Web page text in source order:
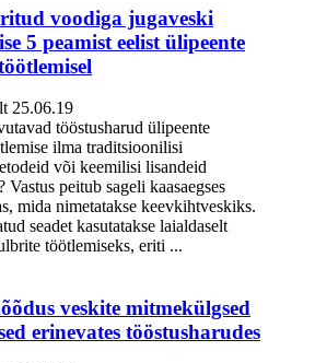
voodiga jugaveski
5 peamist eelist ülipeente
25.06.19
tööstusharud ülipeente
ilma traditsioonilisi
või keemilisi lisandeid
Vastus peitub sageli kaasaegses
mida nimetatakse keevkihtveskiks.
seadet kasutatakse laialdaselt
töötlemiseks, eriti ...
veskite mitmekülgsed
erinevates tööstusharudes